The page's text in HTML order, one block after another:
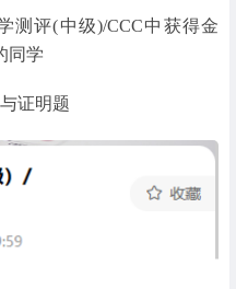
测评(中级)/CCC中获得金
同学
证明题